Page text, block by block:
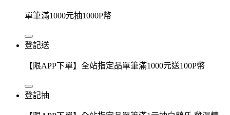
單筆滿1000元抽1000P幣
登記送
【限APP下單】全站指定品單筆滿1000元送100P幣
登記抽